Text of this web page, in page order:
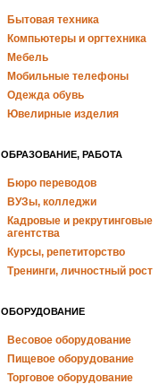
Бытовая техника
Компьютеры и оргтехника
Мебель
Мобильные телефоны
Одежда обувь
Ювелирные изделия
ОБРАЗОВАНИЕ, РАБОТА
Бюро переводов
ВУЗы, колледжи
Кадровые и рекрутинговые
агентства
Курсы, репетиторство
Тренинги, личностный рост
ОБОРУДОВАНИЕ
Весовое оборудование
Пищевое оборудование
Торговое оборудование